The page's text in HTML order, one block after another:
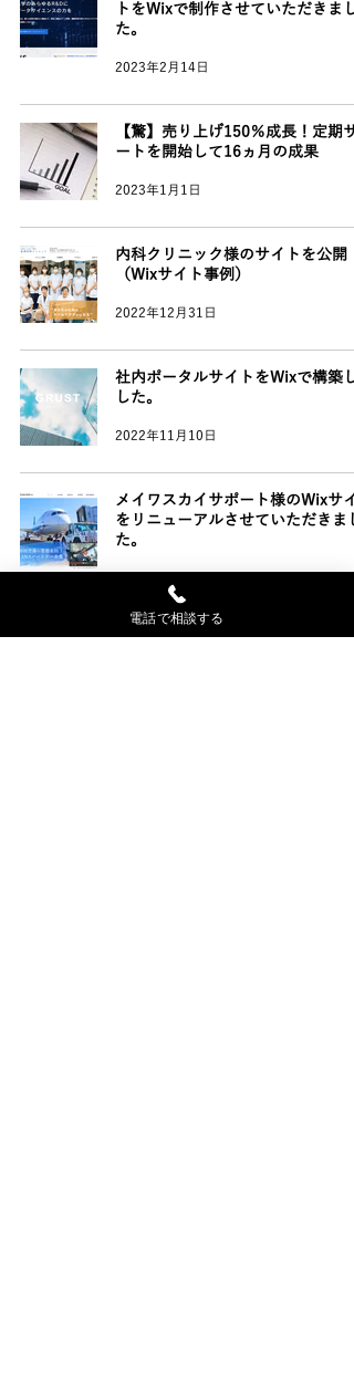
トをWixで制作させていただきまし
た。
2023年2月14日
【驚】売り上げ150％成長！定期サ
ートを開始して16ヵ月の成果
2023年1月1日
内科クリニック様のサイトを公開
（Wixサイト事例）
2022年12月31日
社内ポータルサイトをWixで構築し
した。
2022年11月10日
メイワスカイサポート様のWixサイ
をリニューアルさせていただきまし
た。
電話で相談する